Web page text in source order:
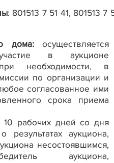
: 801513 7 51 41, 801513 7
дома:осуществляется
в аукционе
необходимости, в
по организации и
согласованное ими
срока приема
10 рабочих дней со дня
результатах аукциона,
несостоявшимся,
аукциона,